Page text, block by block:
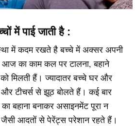
में पाई जाती है :
में कदम रखते है बच्चे में अक्सर अपनी
आज का काम कल पर टालना, बहाने
मिलती हैं। ज्यादातर बच्चे घर और
टीचर्स से झूठ बोलते हैं। कई बार
बहाना बनाकर असाइनमेंट पूरा न
आदतों से पेरेंट्स परेशान रहते हैं।